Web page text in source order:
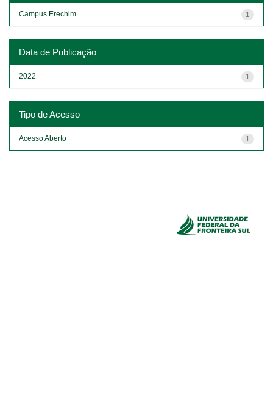
1
Campus Erechim
Data de Publicação
1
2022
Tipo de Acesso
1
Acesso Aberto